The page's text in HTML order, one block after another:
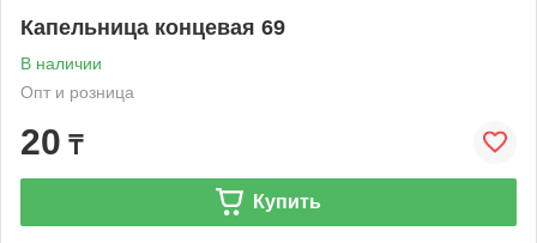
Капельница концевая 69
В наличии
Опт и розница
20 ₸
Купить